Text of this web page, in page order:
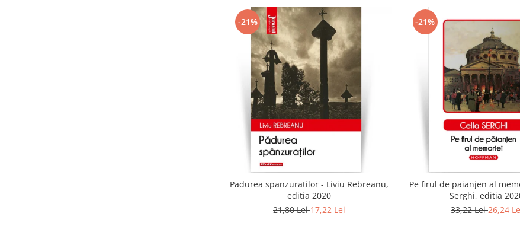
-21%
Padurea spanzuratilor - Liviu Rebreanu,
editia 2020
21,80 Lei17,22 Lei
-21%
Pe firul de paianjen al
Serghi, editia
33,22 Lei26,24